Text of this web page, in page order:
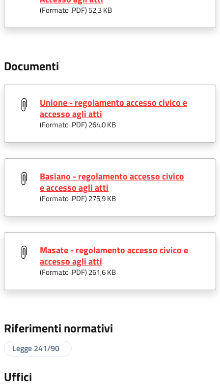
(Formato .PDF) 52,3 KB
Documenti
Unione - regolamento accesso civico e
accesso agli atti
(Formato .PDF) 264,0 KB
Basiano - regolamento accesso civico
e accesso agli atti
(Formato .PDF) 275,9 KB
Masate - regolamento accesso civico e
accesso agli atti
(Formato .PDF) 261,6 KB
Riferimenti normativi
Legge 241/90
Uffici